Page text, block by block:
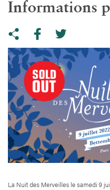
Informations
Share on facebook
La Nuit des Merveilles le samedi 9